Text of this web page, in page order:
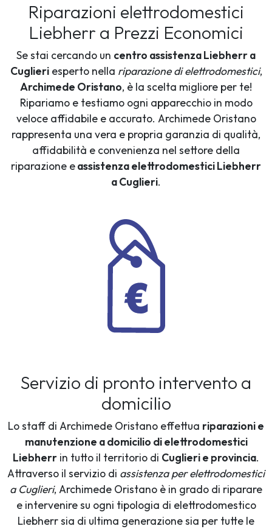
Riparazioni elettrodomestici
Liebherr a Prezzi Economici
Se stai cercando un centro assistenza Liebherr a
Cuglieriesperto nella riparazione di elettrodomestici,
Archimede Oristano, è la scelta migliore per te!
Ripariamo e testiamo ogni apparecchio in modo
veloce affidabile e accurato. Archimede Oristano
rappresenta una vera e propria garanzia di qualità,
affidabilità e convenienza nel settore della
riparazione eassistenza elettrodomestici Liebherr
a Cuglieri.
Servizio di pronto intervento a
domicilio
Lo staff di Archimede Oristano effettua riparazioni e
manutenzione a domicilio di elettrodomestici
Liebherr in tutto il territorio di Cuglieri e provincia.
Attraverso il servizio di assistenza per elettrodomestici
a Cuglieri, Archimede Oristano è in grado di riparare
e intervenire su ogni tipologia di elettrodomestico
Liebherr sia di ultima generazione sia per tutte le